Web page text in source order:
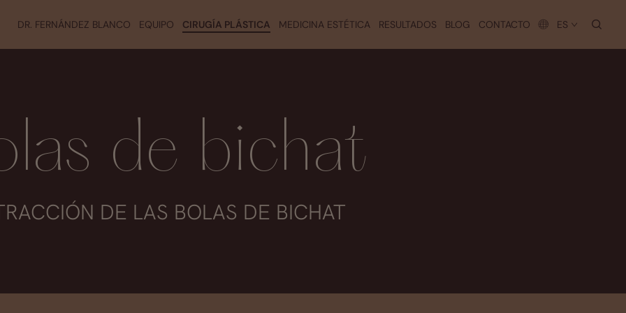
DR. FERNÁNDEZ BLANCO EQUIPO CIRUGÍA PLÁSTICA MEDICINA ESTÉTICA RESULTADOS BLOG CONTACTO ES
de bichat
DE LAS BOLAS DE BICHAT